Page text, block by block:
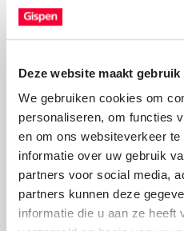
Deze website maakt
We gebruiken cookies om
personaliseren, om functies
en om ons websiteverkeer
informatie over uw gebruik
partners voor social media,
partners kunnen deze
informatie die u aan ze heeft